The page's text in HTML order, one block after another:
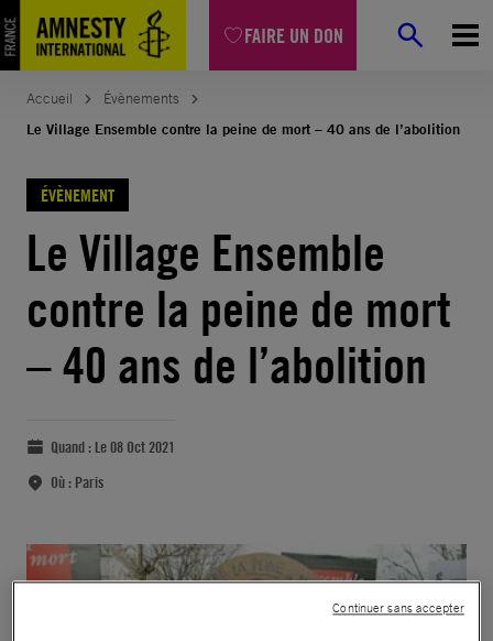
FAIRE UN DON
Accueil
Évènements
Le Village Ensemble contre la peine de mort – 40 ans de l’abolition
ÉVÈNEMENT
Le Village Ensemble
contre la peine de mort
– 40 ans de l’abolition
Quand : Le 08 Oct 2021
Où : Paris
Continuer sans accepter